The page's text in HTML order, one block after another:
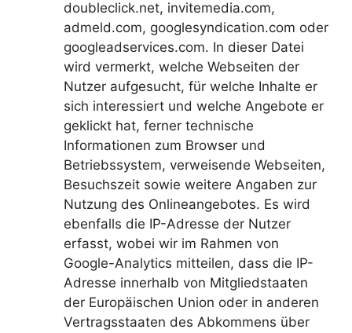
doubleclick.net, invitemedia.com,
admeld.com, googlesyndication.com oder
googleadservices.com. In dieser Datei
wird vermerkt, welche Webseiten der
Nutzer aufgesucht, für welche Inhalte er
sich interessiert und welche Angebote er
geklickt hat, ferner technische
Informationen zum Browser und
Betriebssystem, verweisende Webseiten,
Besuchszeit sowie weitere Angaben zur
Nutzung des Onlineangebotes. Es wird
ebenfalls die IP-Adresse der Nutzer
erfasst, wobei wir im Rahmen von
Google-Analytics mitteilen, dass die IP-
Adresse innerhalb von Mitgliedstaaten
der Europäischen Union oder in anderen
Vertragsstaaten des Abkommens über